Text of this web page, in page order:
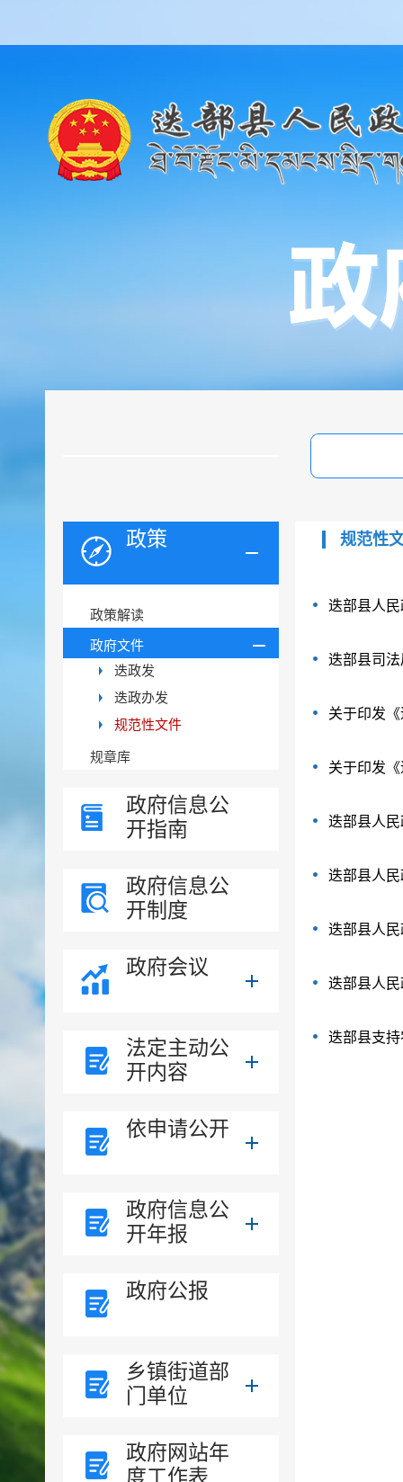
政策
政策解读
政府文件
迭政发
迭政办发
规范性文件
规章库
政府信息公
开指南
政府信息公
开制度
政府会议
法定主动公
开内容
依申请公开
政府信息公
开年报
政府公报
乡镇街道部
门单位
政府网站年
度工作表
规范性
迭部县人
迭部县司
关于印发
关于印发
迭部县人
迭部县人
迭部县人
迭部县人
迭部县支